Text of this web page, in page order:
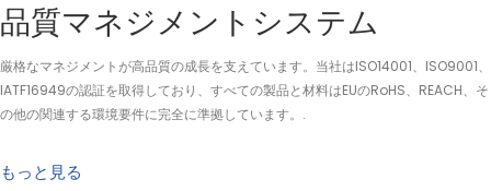
品質マネジメントシステム
厳格なマネジメントが高品質の成長を支えています。当社はISO14001、ISO9001、
IATF16949の認証を取得しており、すべての製品と材料はEUのRoHS、REACH、そ
の他の関連する環境要件に完全に準拠しています。.
もっと見る